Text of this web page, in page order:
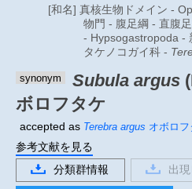
[和名] 真核生物ドメイン -
物門 - 腹足綱 - 直腹
- Hypsogastropoda -
タケノコガイ科 -
synonym Subula argus
ボロフタケ
accepted as Terebra argus オボロフ
参考文献を見る
分類群情報
出